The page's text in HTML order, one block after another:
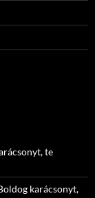
te
karácsonyt,